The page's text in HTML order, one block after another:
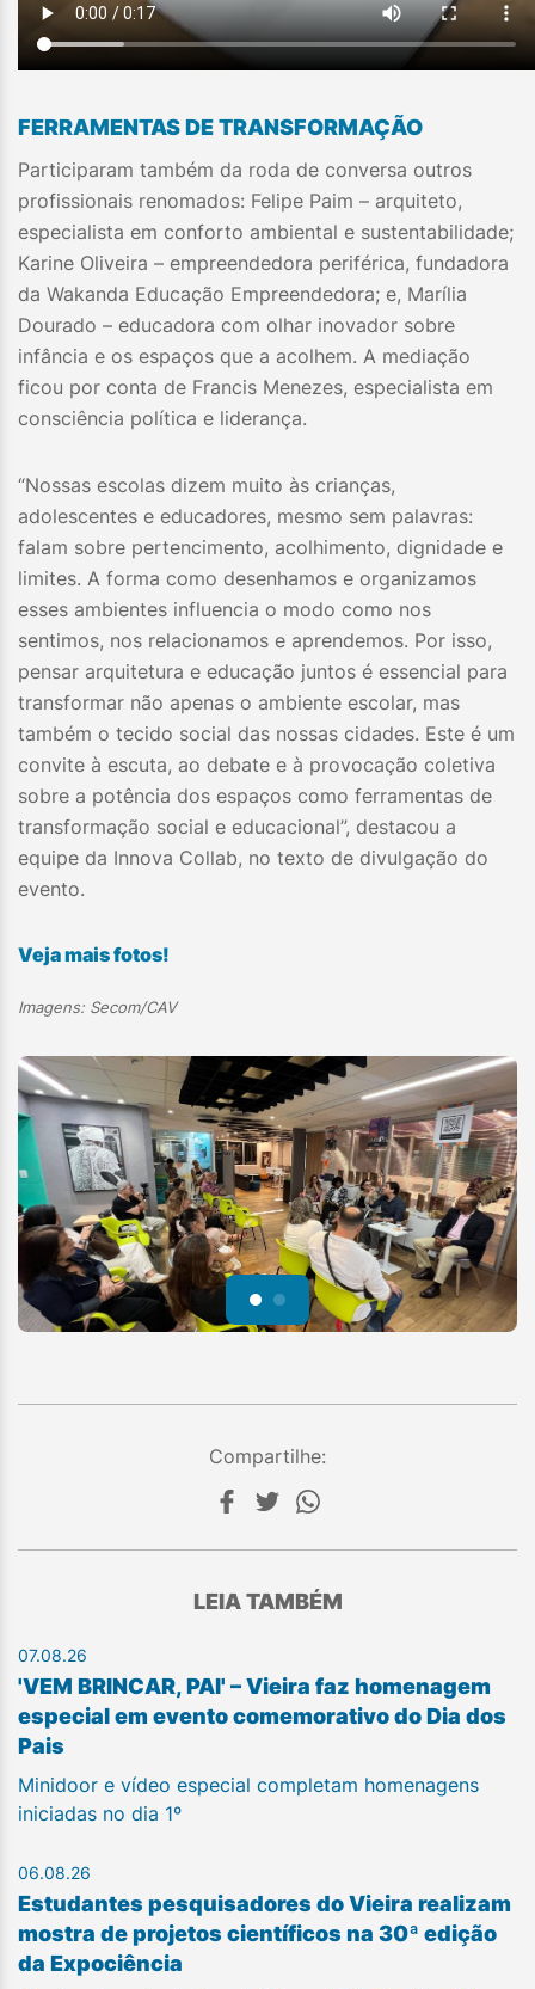
FERRAMENTAS DE TRANSFORMAÇÃO
Participaram também da roda de conversa outros
profissionais renomados: Felipe Paim – arquiteto,
especialista em conforto ambiental e sustentabilidade;
Karine Oliveira – empreendedora periférica, fundadora
da Wakanda Educação Empreendedora; e, Marília
Dourado – educadora com olhar inovador sobre
infância e os espaços que a acolhem. A mediação
ficou por conta de Francis Menezes, especialista em
consciência política e liderança.
“Nossas escolas dizem muito às crianças,
adolescentes e educadores, mesmo sem palavras:
falam sobre pertencimento, acolhimento, dignidade e
limites. A forma como desenhamos e organizamos
esses ambientes influencia o modo como nos
sentimos, nos relacionamos e aprendemos. Por isso,
pensar arquitetura e educação juntos é essencial para
transformar não apenas o ambiente escolar, mas
também o tecido social das nossas cidades. Este é um
convite à escuta, ao debate e à provocação coletiva
sobre a potência dos espaços como ferramentas de
transformação social e educacional”, destacou a
equipe da Innova Collab, no texto de divulgação do
evento.
Veja mais fotos!
Imagens: Secom/CAV
Compartilhe:
LEIA TAMBÉM
07.08.26
'VEM BRINCAR, PAI' – Vieira faz homenagem
especial em evento comemorativo do Dia dos
Pais
Minidoor e vídeo especial completam homenagens
iniciadas no dia 1º
06.08.26
Estudantes pesquisadores do Vieira realizam
mostra de projetos científicos na 30ª edição
da Expociência